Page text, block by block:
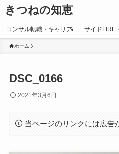
きつねの知恵
コンサル転職・キャリア サイドFIRE
ホーム
DSC_0166
2021年3月6日
当ページのリンクには広告